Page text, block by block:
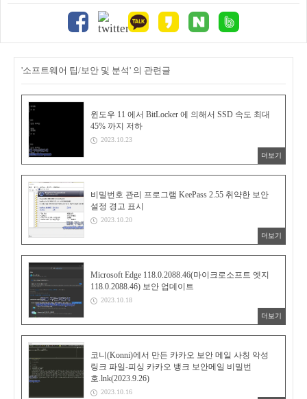
'소프트웨어 팁/보안 및 분석' 의 관련글
윈도우 11 에서 BitLocker 에 의해서 SSD 속도 최대
45% 까지 저하
2023.10.23
더보기
비밀번호 관리 프로그램 KeePass 2.55 취약한 보안
설정 경고 표시
2023.10.20
더보기
Microsoft Edge 118.0.2088.46(마이크로소프트 엣지
118.0.2088.46) 보안 업데이트
2023.10.18
더보기
코니(Konni)에서 만든 카카오 보안 메일 사칭 악성
링크 파일-피싱 카카오 뱅크 보안메일 비밀번
호.lnk(2023.9.26)
2023.10.16